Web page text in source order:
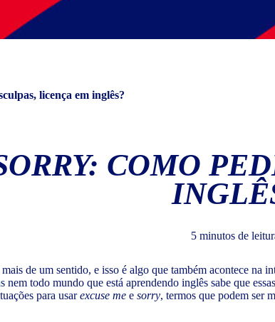
licença em inglês?
COMO
5 minutos de
de um sentido, e isso é algo que também acontece na
nem todo mundo que está aprendendo inglês sabe que
para usarexcuse me e sorry, termos que podem ser